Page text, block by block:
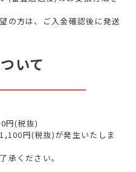
の方は、ご入金確認後に発送
いて
円(税抜)
円(税抜)が発生いたしま
承ください。